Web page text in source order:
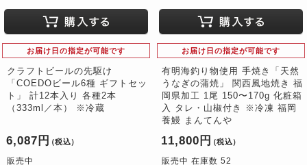
お届け日の指定が可能です
クラフトビールの先駆け
「COEDOビール6種 ギフトセッ
ト」 計12本入り 各種2本
（333ml／本） ※冷蔵
6,087円 （税込）
販売中
お届け日の指定が可能です
有明海釣り物使用 手焼き「天然
うなぎの蒲焼」 関西風地焼き 福
岡県加工 1尾 150〜170g 化粧箱
入 タレ・山椒付き ※冷凍 福岡
養鰻 まんてんや
11,800円 （税込）
販売中 在庫数 52